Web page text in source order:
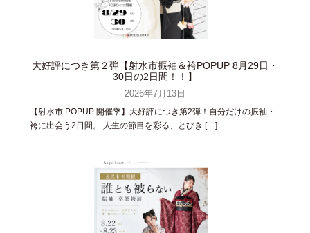
大好評につき第２弾【射水市振袖＆袴POPUP 8月29日・
30日の2日間！！】
2026年7月13日
【射水市 POPUP 開催💐】大好評につき第2弾！自分だけの振袖・
袴に出会う2日間。 人生の節目を彩る、とびき […]